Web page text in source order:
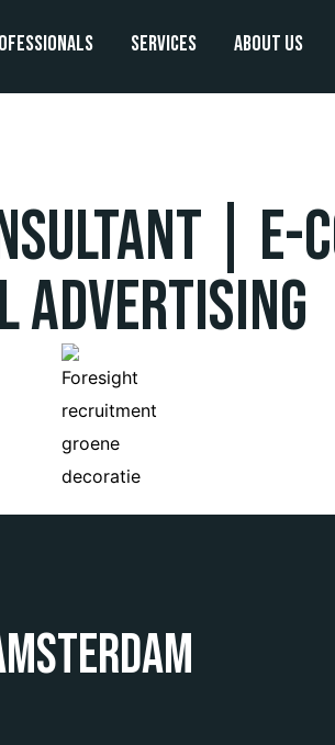
Services About us
| E-
Advertising